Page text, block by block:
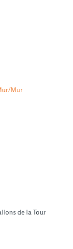
Mur
de la Tour